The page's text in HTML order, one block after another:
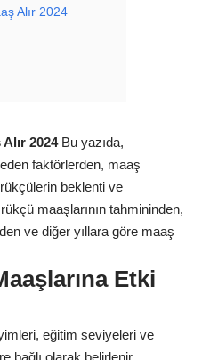
Alır 2024
2024Bu yazıda,
faktörlerden, maaş
beklenti ve
maaşlarının tahmininden,
ve diğer yıllara göre maaş
Etki
eğitim seviyeleri ve
bağlı olarak belirlenir.